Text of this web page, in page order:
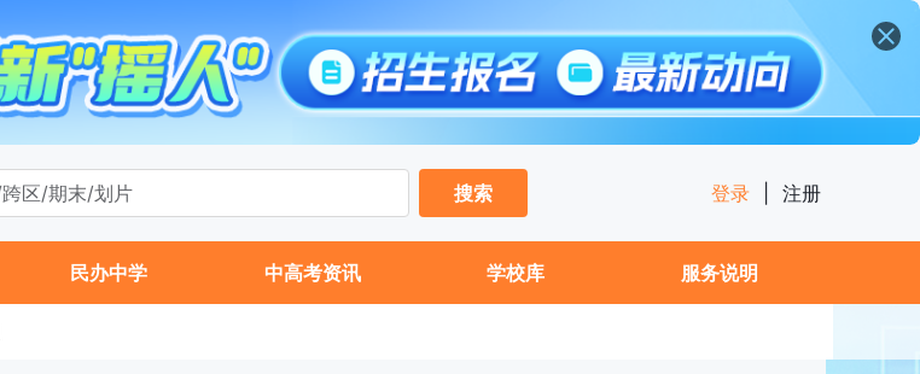
搜索
登录 注册
民办中学 中高考资讯 学校库 服务说明